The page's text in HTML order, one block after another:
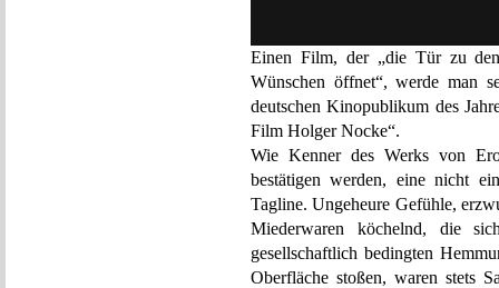
Einen Film, der „die Tür zu den
Wünschen öffnet“, werde man
deutschen Kinopublikum des
Film Holger Nocke“.
Wie Kenner des Werks von
bestätigen werden, eine nicht
Tagline. Ungeheure Gefühle,
Miederwaren köchelnd, die
gesellschaftlich bedingten
Oberfläche stoßen, waren stets